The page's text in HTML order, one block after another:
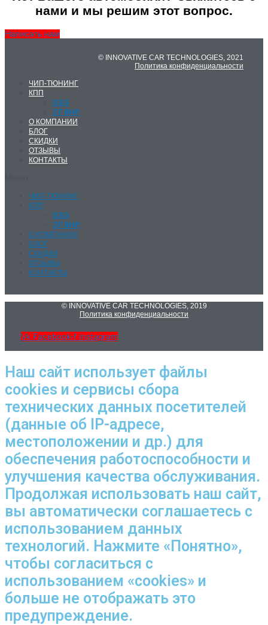
нами и мы решим этот вопрос.
Написать нам
© INNOVATIVE CAR TECHNOLOGIES, 2021
Политика конфиденциальности
ЧИП-ТЮНИНГ
КПП
DSG
ZF 8HP
О КОМПАНИИ
БЛОГ
СКИДКИ
ОТЗЫВЫ
КОНТАКТЫ
ЧИП-ТЮНИНГ
КПП
DSG
ZF 8HP
О КОМПАНИИ
БЛОГ
СКИДКИ
ОТЗЫВЫ
КОНТАКТЫ
© INNOVATIVE CAR TECHNOLOGIES, 2019
Политика конфиденциальности
Vk Facebook-f Instagram
Наш сайт использует файлы
cookies и сервисы сбора
технических данных посетителей
(данные об IP-адресе,
местоположении и др.) для
обеспечения работоспособности и
улучшения качества обслуживания.
Продолжая использовать наш сайт,
вы автоматически соглашаетесь с
использованием данных
технологий. Нажмите «Понятно»,
чтобы согласиться с
использованием «cookies» и
больше не отображать это
предупреждение.